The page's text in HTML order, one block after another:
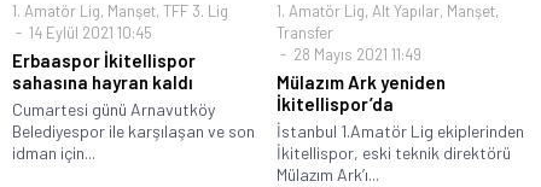
1. Amatör Lig, Manşet, TFF 3. Lig
14 Eylül 2021 10:45
Erbaaspor İkitellispor
sahasına hayran kaldı
Cumartesi günü Arnavutköy
Belediyespor ile karşılaşan ve son
idman için...
1. Amatör Lig, Alt Yapılar, Manşet,
Transfer
28 Mayıs 2021 11:49
Mülazım Ark yeniden
İkitellispor’da
İstanbul 1.Amatör Lig ekiplerinden
İkitellispor, eski teknik direktörü
Mülazım Ark’ı...